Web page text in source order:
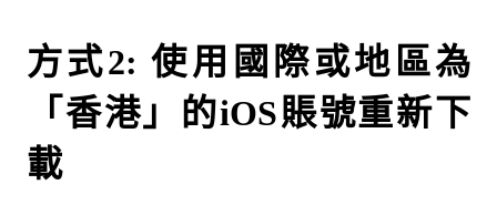
方式2: 使用國際或地區為
「香港」的iOS賬號重新下
載